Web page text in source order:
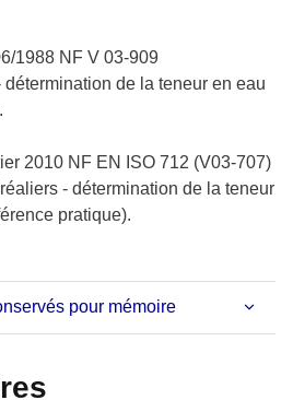
1988 NF V 03-909
de la teneur en eau
2010 NF EN ISO 712 (V03-707)
- détermination de la teneur
pratique).
pour mémoire